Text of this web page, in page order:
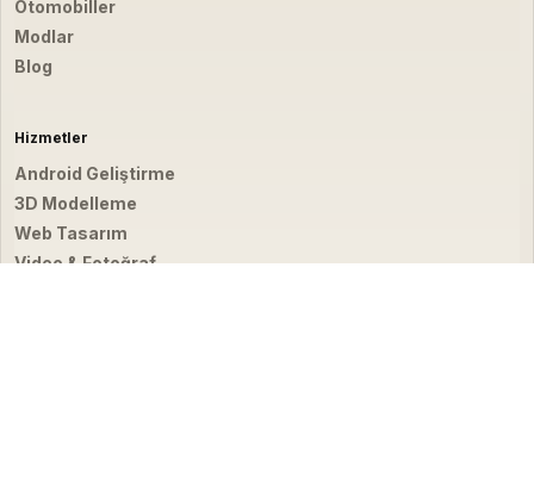
Otomobiller
Modlar
Blog
Hizmetler
Android Geliştirme
3D Modelleme
Web Tasarım
Video & Fotoğraf